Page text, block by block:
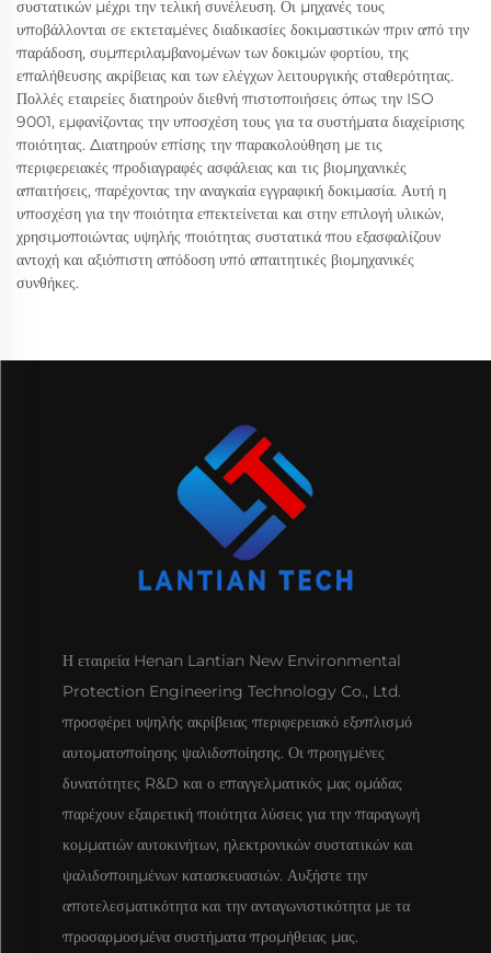
συστατικών μέχρι την τελική συνέλευση. Οι μηχανές τους
υποβάλλονται σε εκτεταμένες διαδικασίες δοκιμαστικών πριν από την
παράδοση, συμπεριλαμβανομένων των δοκιμών φορτίου, της
επαλήθευσης ακρίβειας και των ελέγχων λειτουργικής σταθερότητας.
Πολλές εταιρείες διατηρούν διεθνή πιστοποιήσεις όπως την ISO
9001, εμφανίζοντας την υποσχέση τους για τα συστήματα διαχείρισης
ποιότητας. Διατηρούν επίσης την παρακολούθηση με τις
περιφερειακές προδιαγραφές ασφάλειας και τις βιομηχανικές
απαιτήσεις, παρέχοντας την αναγκαία εγγραφική δοκιμασία. Αυτή η
υποσχέση για την ποιότητα επεκτείνεται και στην επιλογή υλικών,
χρησιμοποιώντας υψηλής ποιότητας συστατικά που εξασφαλίζουν
αντοχή και αξιόπιστη απόδοση υπό απαιτητικές βιομηχανικές
συνθήκες.
Η εταιρεία Henan Lantian New Environmental
Protection Engineering Technology Co., Ltd.
προσφέρει υψηλής ακρίβειας περιφερειακό εξοπλισμό
αυτοματοποίησης ψαλιδοποίησης. Οι προηγμένες
δυνατότητες R&D και ο επαγγελματικός μας ομάδας
παρέχουν εξαιρετική ποιότητα λύσεις για την παραγωγή
κομματιών αυτοκινήτων, ηλεκτρονικών συστατικών και
ψαλιδοποιημένων κατασκευασιών. Αυξήστε την
αποτελεσματικότητα και την ανταγωνιστικότητα με τα
προσαρμοσμένα συστήματα προμήθειας μας.